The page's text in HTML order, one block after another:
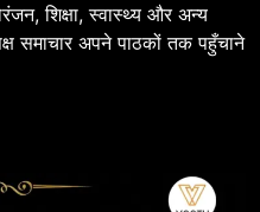
शिक्षा, स्वास्थ्य और अन्य
समाचार अपने पाठकों तक पहुँचाने